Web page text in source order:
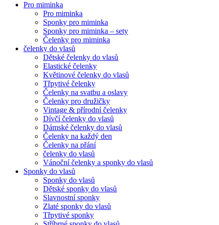
Pro miminka
Pro miminka
Sponky pro miminka
Sponky pro miminka – sety
Čelenky pro miminka
čelenky do vlasů
Dětské čelenky do vlasů
Elastické čelenky
Květinové čelenky do vlasů
Třpytivé čelenky
Čelenky na svatbu a oslavy
Čelenky pro družičky
Vintage & přírodní čelenky
Dívčí čelenky do vlasů
Dámské čelenky do vlasů
Čelenky na každý den
Čelenky na přání
čelenky do vlasů
Vánoční čelenky a sponky do vlasů
Sponky do vlasů
Sponky do vlasů
Dětské sponky do vlasů
Slavnostní sponky
Zlaté sponky do vlasů
Třpytivé sponky